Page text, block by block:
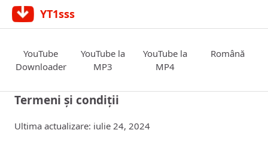
YT1sss
YouTube
Downloader
YouTube la
MP3
YouTube la
MP4
Română
Termeni și condiții
Ultima actualizare: iulie 24, 2024